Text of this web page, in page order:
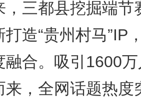
三都县挖掘端节
造“贵州村马”IP
融合。吸引1600
来，全网话题热度